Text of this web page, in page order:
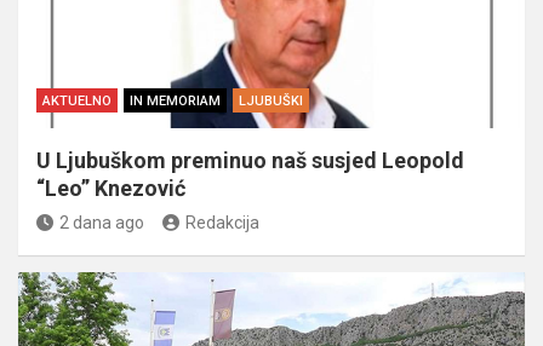
AKTUELNO IN MEMORIAM LJUBUŠKI
U Ljubuškom preminuo naš susjed Leopold
“Leo” Knezović
2 dana ago Redakcija